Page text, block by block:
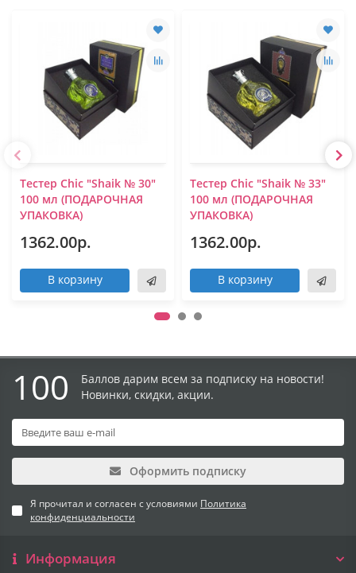
Тестер Chic "Shaik № 30"
100 мл (ПОДАРОЧНАЯ
УПАКОВКА)
1362.00р.
В корзину
Тестер Chic "Shaik № 33"
100 мл (ПОДАРОЧНАЯ
УПАКОВКА)
1362.00р.
В корзину
100
Баллов дарим всем за подписку на новости!
Новинки, скидки, акции.
Оформить подписку
Я прочитал и согласен с условиями Политика
конфиденциальности
Информация